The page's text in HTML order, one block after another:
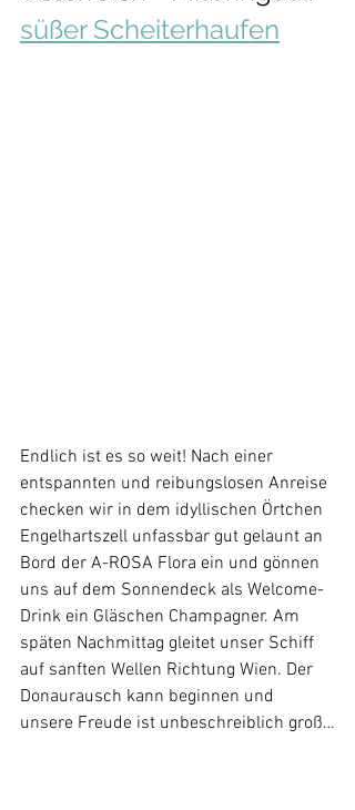
süßer Scheiterhaufen
Endlich ist es so weit! Nach einer
entspannten und reibungslosen Anreise
checken wir in dem idyllischen Örtchen
Engelhartszell unfassbar gut gelaunt an
Bord der A-ROSA Flora ein und gönnen
uns auf dem Sonnendeck als Welcome-
Drink ein Gläschen Champagner. Am
späten Nachmittag gleitet unser Schiff
auf sanften Wellen Richtung Wien. Der
Donaurausch kann beginnen und
unsere Freude ist unbeschreiblich groß…